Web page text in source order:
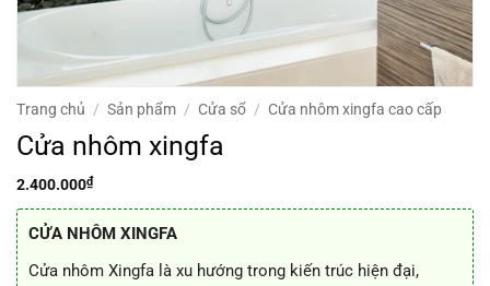
Trang chủ / Sản phẩm / Cửa sổ / Cửa nhôm xingfa cao cấp
Cửa nhôm xingfa
2.400.000₫
CỬA NHÔM XINGFA
Cửa nhôm Xingfa là xu hướng trong kiến trúc hiện đại,